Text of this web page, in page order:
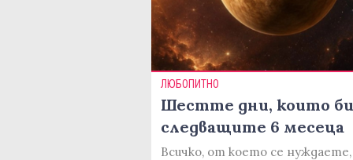
ЛЮБОПИТНО
Шестте дни, които
следващите 6 месеца
Всичко, от което се